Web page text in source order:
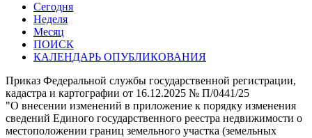
Сегодня
Неделя
Месяц
ПОИСК
КАЛЕНДАРЬ ОПУБЛИКОВАНИЯ
Приказ Федеральной службы государственной регистрации,
кадастра и картографии от 16.12.2025 № П/0441/25
"О внесении изменений в приложение к порядку изменения
сведений Единого государственного реестра недвижимости о
местоположении границ земельного участка (земельных